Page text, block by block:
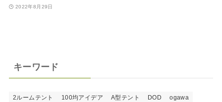
2022年8月29日
キーワード
2ルームテント 100均アイデア A型テント DOD
ogawa